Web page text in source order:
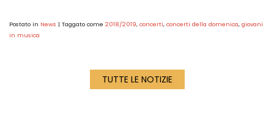
Postato in News | Taggato come 2018/2019, concerti, concerti della domenica, giovani
in musica
TUTTE LE NOTIZIE